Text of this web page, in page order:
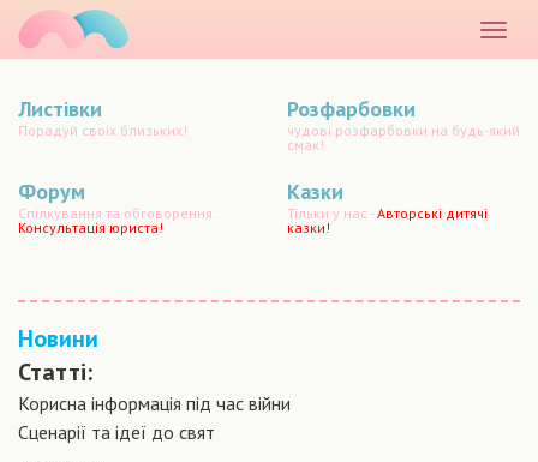
меню
Листівки
Порадуй своїх близьких!
Розфарбовки
чудові розфарбовки на будь-який
смак!
Форум
Спілкування та обговорення.
Консультація юриста!
Казки
Тільки у нас -Авторські дитячі
казки!
Новини
Статті:
Корисна інформація під час війни
Сценарiї та iдеї до свят